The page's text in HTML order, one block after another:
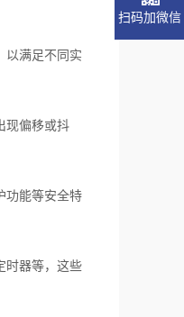
满足不同实
现偏移或抖
功能等安全特
时器等，这些
扫码加微信